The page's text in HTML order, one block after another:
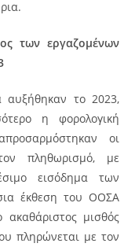
των εργαζομένων
αυξήθηκαν το 2023,
η φορολογική
οι
πληθωρισμό, με
εισόδημα των
έκθεση του ΟΟΣΑ
ακαθάριστος μισθός
πληρώνεται με τον